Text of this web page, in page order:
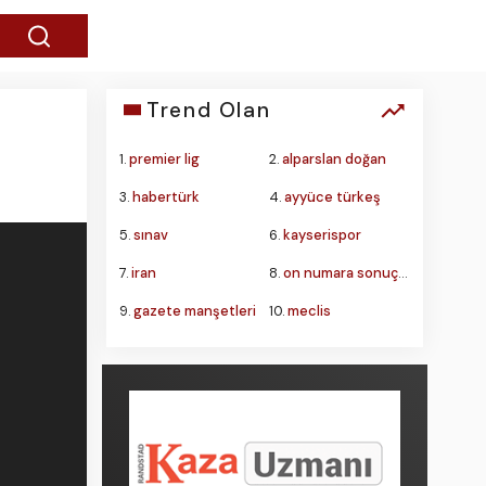
Trend Olan
1.premier lig 2.alparslan doğan
3.habertürk 4.ayyüce türkeş
5.sınav 6.kayserispor
7.iran 8.on numara sonuçları
9.gazete manşetleri 10.meclis